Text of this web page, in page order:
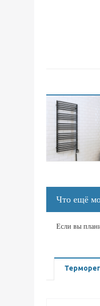
Что ещё
Если вы